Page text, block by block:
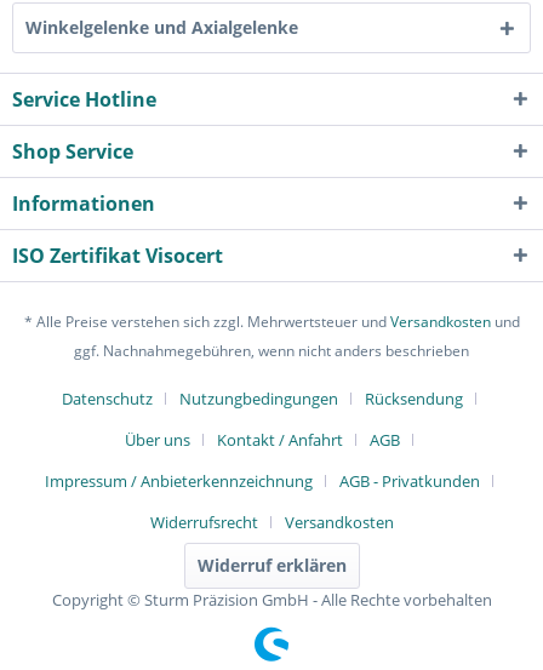
Winkelgelenke und Axialgelenke
Service Hotline
Shop Service
Informationen
ISO Zertifikat Visocert
* Alle Preise verstehen sich zzgl. Mehrwertsteuer undVersandkostenund
ggf. Nachnahmegebühren, wenn nicht anders beschrieben
Datenschutz Nutzungbedingungen
Rücksendung
Über uns
Kontakt / Anfahrt
AGB
Impressum / Anbieterkennzeichnung
AGB - Privatkunden
Widerrufsrecht
Versandkosten
Widerruf erklären
Copyright © Sturm Präzision GmbH - Alle Rechte vorbehalten